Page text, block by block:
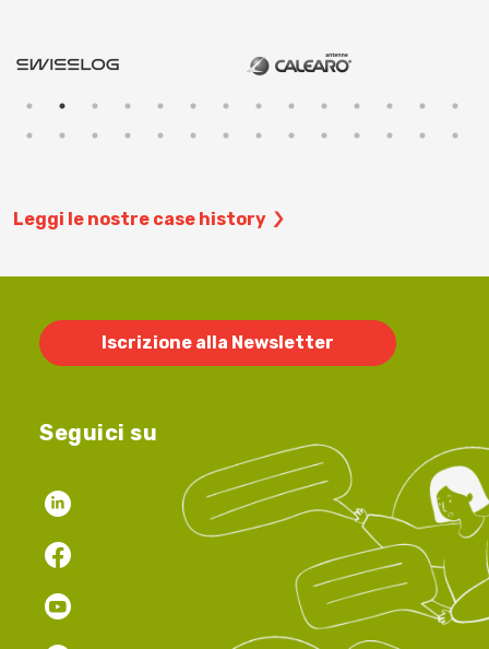
Leggi le nostre case history
Iscrizione alla Newsletter
Seguici su